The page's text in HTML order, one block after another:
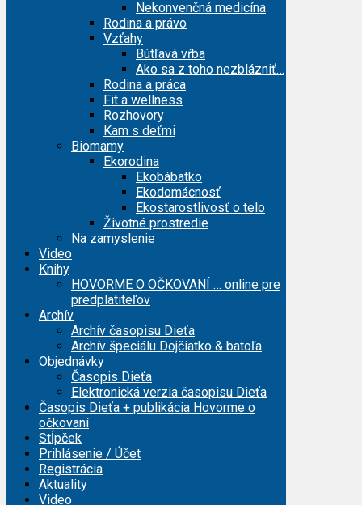
Nekonvenčná medicína
Rodina a právo
Vzťahy
Bútľavá vŕba
Ako sa z toho nezblázniť…
Rodina a práca
Fit a wellness
Rozhovory
Kam s deťmi
Biomamy
Ekorodina
Ekobábätko
Ekodomácnosť
Ekostarostlivosť o telo
Životné prostredie
Na zamyslenie
Video
Knihy
HOVORME O OČKOVANÍ … online pre
predplatiteľov
Archív
Archív časopisu Dieťa
Archív špeciálu Dojčiatko & batoľa
Objednávky
Časopis Dieťa
Elektronická verzia časopisu Dieťa
Časopis Dieťa + publikácia Hovorme o
očkovaní
Stĺpček
Prihlásenie / Účet
Registrácia
Aktuality
Video